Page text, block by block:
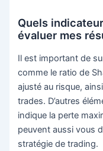
Quels
évaluer mes
Il est important de
comme le ratio de
ajusté au risque,
trades. D’autres
indique la perte
peuvent aussi vous
stratégie de trading.